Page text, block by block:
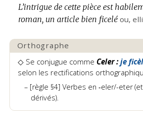
L’intrigue de cette pièce est
roman, un article bien ficelé ou,
Orthographe
◇ Se conjugue comme Celer :je
selon les rectifications
[règle §4] Verbes en ‑eler/-eter
dérivés).